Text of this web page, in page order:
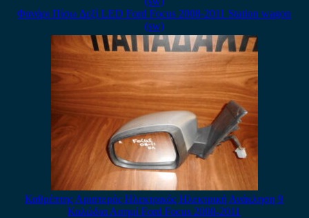
Φανάρι Πίσω Δεξί LED Ford Focus 2008-2011 Station wagon
(sw)
Καθρέπτης Αριστερός Ηλεκτρικός Ηλεκτρική Ανάκληση 9
Καλώδια Ασημί Ford Focus 2008-2011